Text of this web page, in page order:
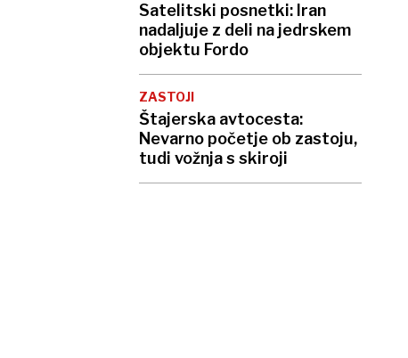
Satelitski posnetki: Iran
nadaljuje z deli na jedrskem
objektu Fordo
ZASTOJI
Štajerska avtocesta:
Nevarno početje ob zastoju,
tudi vožnja s skiroji